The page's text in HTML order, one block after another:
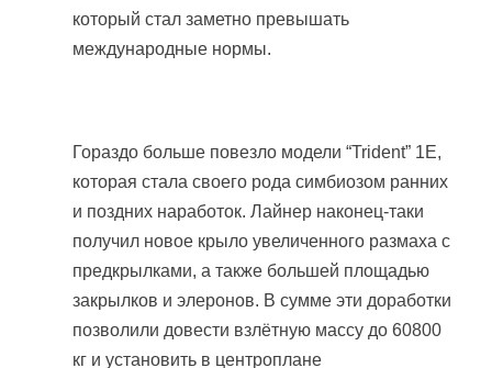
который стал заметно превышать
международные нормы.
Гораздо больше повезло модели “Trident” 1E,
которая стала своего рода симбиозом ранних
и поздних наработок. Лайнер наконец-таки
получил новое крыло увеличенного размаха с
предкрылками, а также большей площадью
закрылков и элеронов. В сумме эти доработки
позволили довести взлётную массу до 60800
кг и установить в центроплане